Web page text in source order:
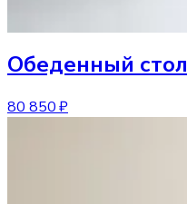
Обеденный стол
80 850 ₽